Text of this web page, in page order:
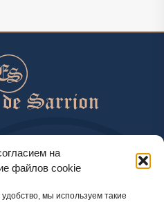
на
файлов cookie
мы используем такие
по будням